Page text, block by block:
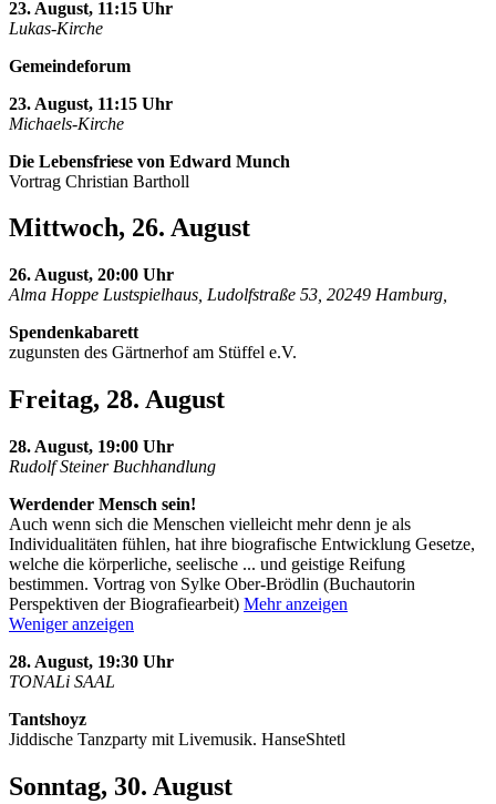
23. August, 11:15 Uhr
Lukas-Kirche
Gemeindeforum
23. August, 11:15 Uhr
Michaels-Kirche
Die Lebensfriese von Edward Munch
Vortrag Christian Bartholl
Mittwoch, 26. August
26. August, 20:00 Uhr
Alma Hoppe Lustspielhaus, Ludolfstraße 53, 20249 Hamburg,
Spendenkabarett
zugunsten des Gärtnerhof am Stüffel e.V.
Freitag, 28. August
28. August, 19:00 Uhr
Rudolf Steiner Buchhandlung
Werdender Mensch sein!
Auch wenn sich die Menschen vielleicht mehr denn je als
Individualitäten fühlen, hat ihre biografische Entwicklung Gesetze,
welche die körperliche, seelische ... und geistige Reifung
bestimmen. Vortrag von Sylke Ober-Brödlin (Buchautorin
Perspektiven der Biografiearbeit) Mehr anzeigen
Weniger anzeigen
28. August, 19:30 Uhr
TONALi SAAL
Tantshoyz
Jiddische Tanzparty mit Livemusik. HanseShtetl
Sonntag, 30. August